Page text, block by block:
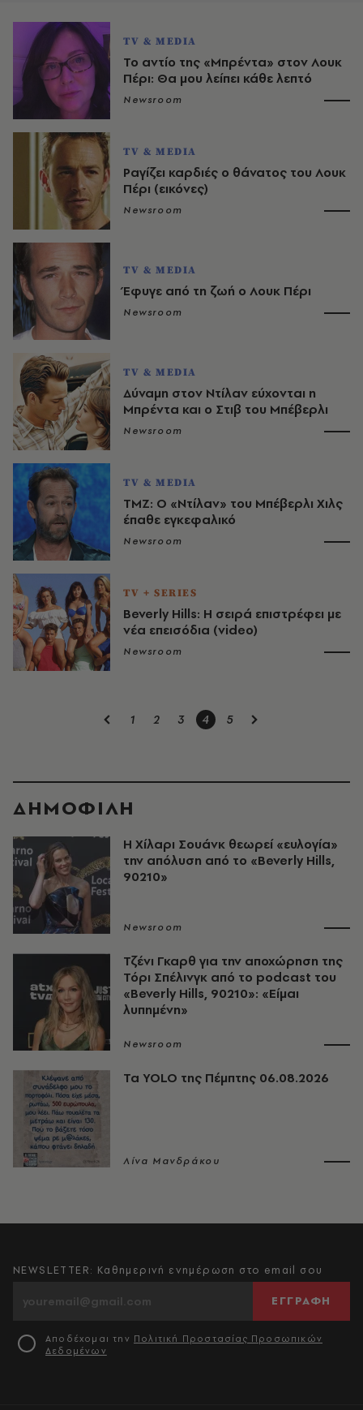
TV & MEDIA
Το αντίο της «Μπρέντα» στον Λουκ
Πέρι: Θα μου λείπει κάθε λεπτό
Newsroom
TV & MEDIA
Ραγίζει καρδιές ο θάνατος του Λουκ
Πέρι (εικόνες)
Newsroom
TV & MEDIA
Έφυγε από τη ζωή ο Λουκ Πέρι
Newsroom
TV & MEDIA
Δύναμη στον Ντίλαν εύχονται η
Μπρέντα και ο Στιβ του Μπέβερλι
Newsroom
TV & MEDIA
ΤΜΖ: O «Ντίλαν» του Μπέβερλι Χιλς
έπαθε εγκεφαλικό
Newsroom
TV + SERIES
Beverly Hills: Η σειρά επιστρέφει με
νέα επεισόδια (video)
Newsroom
1 2 3 4 5
ΔΗΜΟΦΙΛΗ
Η Χίλαρι Σουάνκ θεωρεί «ευλογία»
την απόλυση από το «Beverly Hills,
90210»
Newsroom
Τζένι Γκαρθ για την αποχώρηση της
Τόρι Σπέλινγκ από το podcast του
«Beverly Hills, 90210»: «Είμαι
λυπημένη»
Newsroom
Τα YOLO της Πέμπτης 06.08.2026
Λίνα Μανδράκου
NEWSLETTER: Καθημερινή ενημέρωση στο email σου
ΕΓΓΡΑΦΗ
Αποδέχομαι την Πολιτική Προστασίας Προσωπικών
Δεδομένων